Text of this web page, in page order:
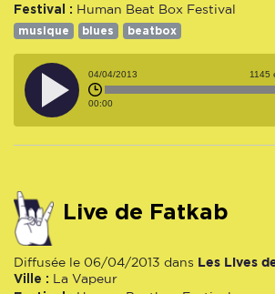
Festival : Human Beat Box Festival
musique blues beatbox
04/04/2013 1145
00:00
Live de Fatkab
Diffusée le 06/04/2013 dans Les Lives
Ville : La Vapeur